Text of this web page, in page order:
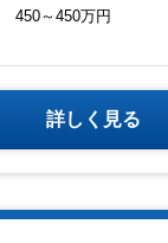
450～450万円
詳しく見る